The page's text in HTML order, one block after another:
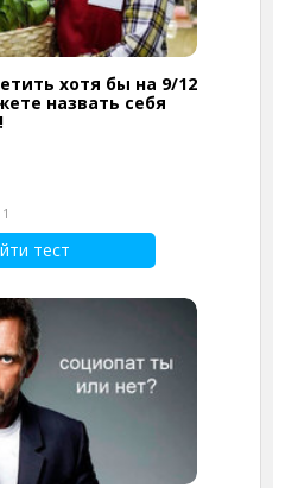
хотя бы на 9/12
назвать себя
1
тест